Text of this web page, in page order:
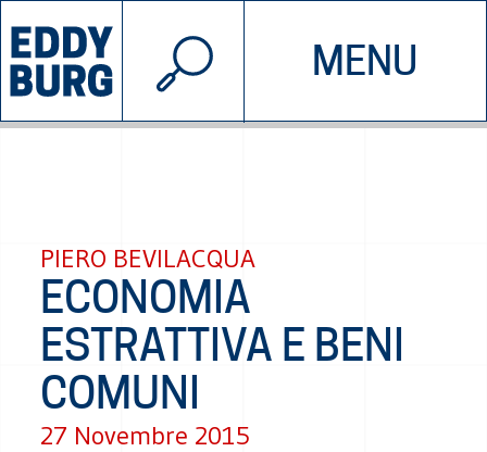
MENU
INIZIATIVE CHI SIAMO
© 2026 EDDYBURG
PIERO BEVILACQUA
ECONOMIA
ESTRATTIVA E BENI
COMUNI
27 Novembre 2015